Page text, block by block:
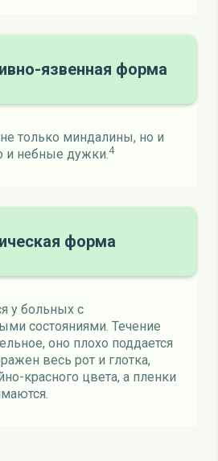
язвенная форма
только миндалины, но и
и небные дужки.4
форма
у больных с
состояниями. Течение
оно плохо поддается
весь рот и глотка,
красного цвета, а пленки